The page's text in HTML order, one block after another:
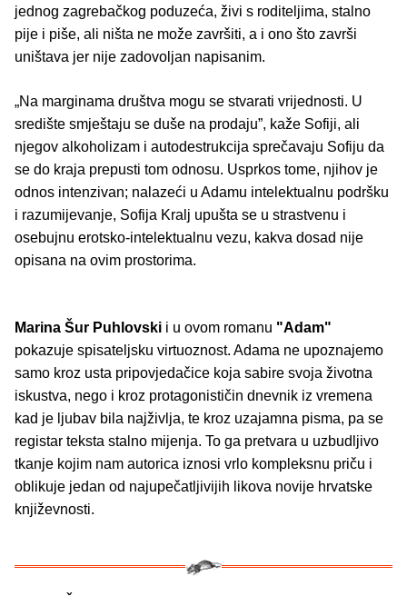
jednog zagrebačkog poduzeća, živi s roditeljima, stalno
pije i piše, ali ništa ne može završiti, a i ono što završi
uništava jer nije zadovoljan napisanim.
„Na marginama društva mogu se stvarati vrijednosti. U
središte smještaju se duše na prodaju”, kaže Sofiji, ali
njegov alkoholizam i autodestrukcija sprečavaju Sofiju da
se do kraja prepusti tom odnosu. Usprkos tome, njihov je
odnos intenzivan; nalazeći u Adamu intelektualnu podršku
i razumijevanje, Sofija Kralj upušta se u strastvenu i
osebujnu erotsko-intelektualnu vezu, kakva dosad nije
opisana na ovim prostorima.
Marina Šur Puhlovski i u ovom romanu "Adam"
pokazuje spisateljsku virtuoznost. Adama ne upoznajemo
samo kroz usta pripovjedačice koja sabire svoja životna
iskustva, nego i kroz protagonističin dnevnik iz vremena
kad je ljubav bila najživlja, te kroz uzajamna pisma, pa se
registar teksta stalno mijenja. To ga pretvara u uzbudljivo
tkanje kojim nam autorica iznosi vrlo kompleksnu priču i
oblikuje jedan od najupečatljivijih likova novije hrvatske
književnosti.